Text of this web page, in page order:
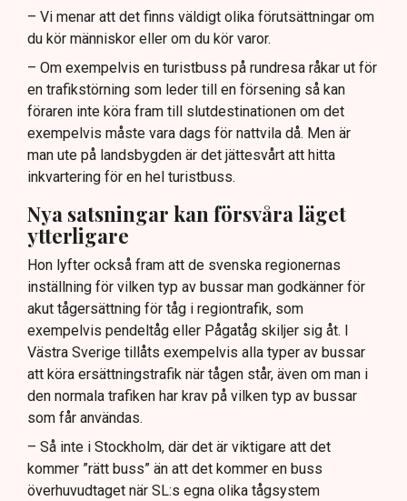
– Vi menar att det finns väldigt olika förutsättningar om
du kör människor eller om du kör varor.
– Om exempelvis en turistbuss på rundresa råkar ut för
en trafikstörning som leder till en försening så kan
föraren inte köra fram till slutdestinationen om det
exempelvis måste vara dags för nattvila då. Men är
man ute på landsbygden är det jättesvårt att hitta
inkvartering för en hel turistbuss.
Nya satsningar kan försvåra läget
ytterligare
Hon lyfter också fram att de svenska regionernas
inställning för vilken typ av bussar man godkänner för
akut tågersättning för tåg i regiontrafik, som
exempelvis pendeltåg eller Pågatåg skiljer sig åt. I
Västra Sverige tillåts exempelvis alla typer av bussar
att köra ersättningstrafik när tågen står, även om man i
den normala trafiken har krav på vilken typ av bussar
som får användas.
– Så inte i Stockholm, där det är viktigare att det
kommer ”rätt buss” än att det kommer en buss
överhuvudtaget när SL:s egna olika tågsystem